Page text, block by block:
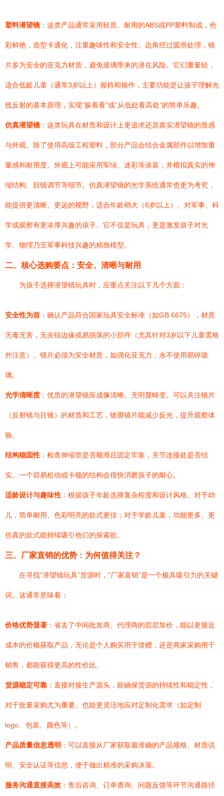
塑料潜望镜 ：这类产品通常采用轻质、耐用的ABS或PP塑料制成，色
彩鲜艳，造型卡通化，注重趣味性和安全性。边角经过圆滑处理，镜
片多为安全的亚克力材质，避免玻璃带来的潜在风险。它们重量轻，
适合低龄儿童（通常3岁以上）握持和操作，主要功能是让孩子理解光
线反射的基本原理，实现“躲着看”或“从低处看高处”的简单乐趣。
仿真潜望镜 ：这类玩具在材质和设计上更追求还原真实潜望镜的质感
与外观。除了使用高级工程塑料，部分产品会结合金属部件以增加重
量感和耐用度。外观上可能采用军绿、迷彩等涂装，并模拟真实的伸
缩结构、目镜调节等细节。仿真潜望镜的光学系统通常也更为考究，
能提供更清晰、更远的视野，适合年龄稍大（6岁以上）、对军事、科
学或观察有更浓厚兴趣的孩子。它不仅是玩具，更是激发孩子对光
学、物理乃至军事科技兴趣的精致模型。
二、核心选购要点：安全、清晰与耐用
为孩子选择潜望镜玩具时，应重点关注以下几个方面：
安全性为首 ：确认产品符合国家玩具安全标准（如GB 6675），材质
无毒无害，无尖锐边缘或易脱落的小部件（尤其针对3岁以下儿童需格
外注意）。镜片必须为安全材质，如强化亚克力，永不使用易碎玻
璃。
光学清晰度 ：优质的潜望镜应成像清晰、无明显畸变。可以关注镜片
（反射镜与目镜）的材质和工艺，镀膜镜片能减少反光，提升观察体
验。
结构稳固性 ：检查伸缩管是否顺滑且固定牢靠，关节连接处是否结
实。一个容易松动或卡顿的结构会很快消磨孩子的耐心。
适龄设计与趣味性 ：根据孩子年龄选择复杂程度和设计风格。对于幼
儿，简单耐用、色彩明亮的款式更佳；对于学龄儿童，功能更多、更
仿真的款式能持续吸引他们的探索欲。
三、厂家直销的优势：为何值得关注？
在寻找“潜望镜玩具”货源时，“厂家直销”是一个极具吸引力的关键
词。这通常意味着：
价格优势显著 ：省去了中间批发商、代理商的层层加价，能以更接近
成本的价格获取产品，无论是个人购买用于馈赠，还是商家采购用于
销售，都能获得更高的性价比。
货源稳定可靠 ：直接对接生产源头，能确保货源的持续性和稳定性，
对于批量采购尤为重要。也能更灵活地应对定制化需求（如定制
logo、包装、颜色等）。
产品质量信息透明 ：可以直接从厂家获取最准确的产品规格、材质说
明、安全认证等信息，便于做出精准的采购决策。
服务沟通直接高效 ：售后咨询、订单查询、问题反馈等环节沟通路径